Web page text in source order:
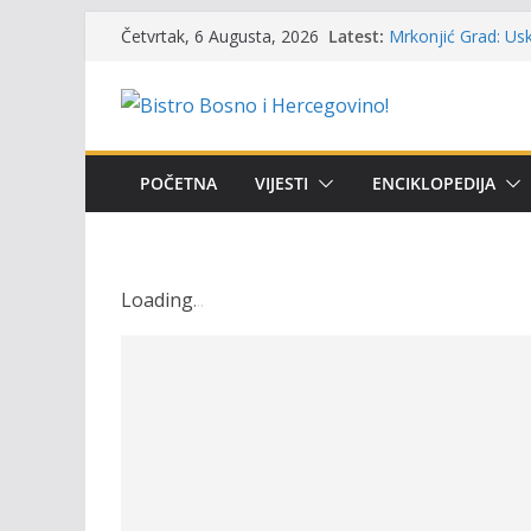
content
Četvrtak, 6 Augusta, 2026 Latest: Mrkonjić Grad:
osvojili prelazni
Masovni pomor
POČETNA VIJESTI ENCIKLOPEDIJA
Loading...